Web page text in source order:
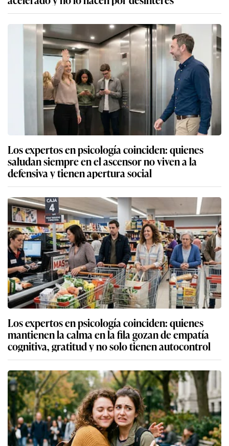
Los expertos en psicología coinciden: quienes
saludan siempre en el ascensor no viven a la
defensiva y tienen apertura social
Los expertos en psicología coinciden: quienes
mantienen la calma en la fila gozan de empatía
cognitiva, gratitud y no solo tienen autocontrol